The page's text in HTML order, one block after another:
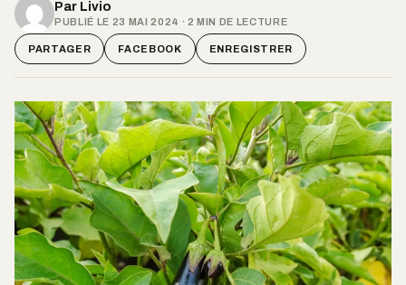
Par Livio
PUBLIÉ LE 23 MAI 2024 · 2 MIN DE LECTURE
PARTAGER FACEBOOK ENREGISTRER